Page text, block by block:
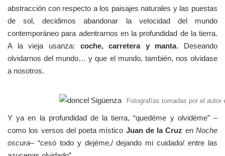
abstracción con respecto a los paisajes naturales y las puestas
de sol, decidimos abandonar la velocidad del mundo
contemporáneo para adentrarnos en la profundidad de la tierra.
A la vieja usanza: coche, carretera y manta. Deseando
olvidarnos del mundo… y que el mundo, también, nos olvidase
a nosotros.
Fotografías tomadas por el autor
Y ya en la profundidad de la tierra, “quedéme y olvidéme” –
como los versos del poeta místico Juan de la Cruz enNoche
oscura– “cesó todo y dejéme,/ dejando mi cuidado/ entre las